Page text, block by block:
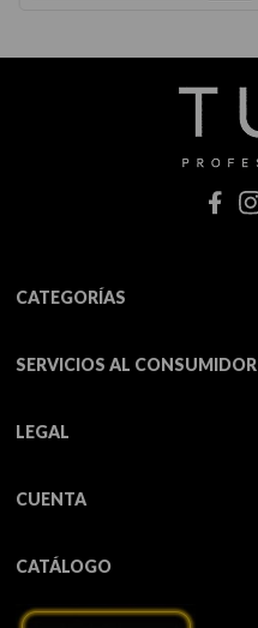
CATEGORÍAS
SERVICIOS AL CONSUMIDOR
LEGAL
CUENTA
CATÁLOGO